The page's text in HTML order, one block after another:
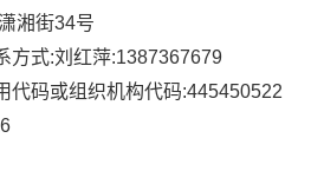
湘街34号
方式:刘红萍:1387367679
代码或组织机构代码:445450522